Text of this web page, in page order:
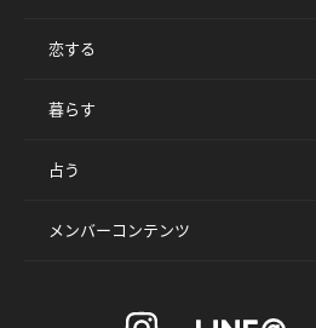
恋する
暮らす
占う
メンバーコンテンツ